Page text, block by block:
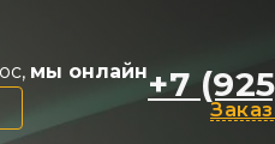
мы онлайн+7